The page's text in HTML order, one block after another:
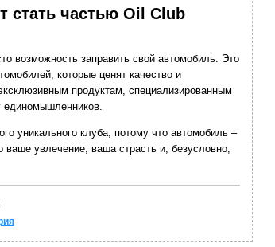
стать частью Oil Club
возможность заправить свой автомобиль. Это
которые ценят качество и
продуктам, специализированным
уникального клуба, потому что автомобиль –
увлечение, ваша страсть и, безусловно,